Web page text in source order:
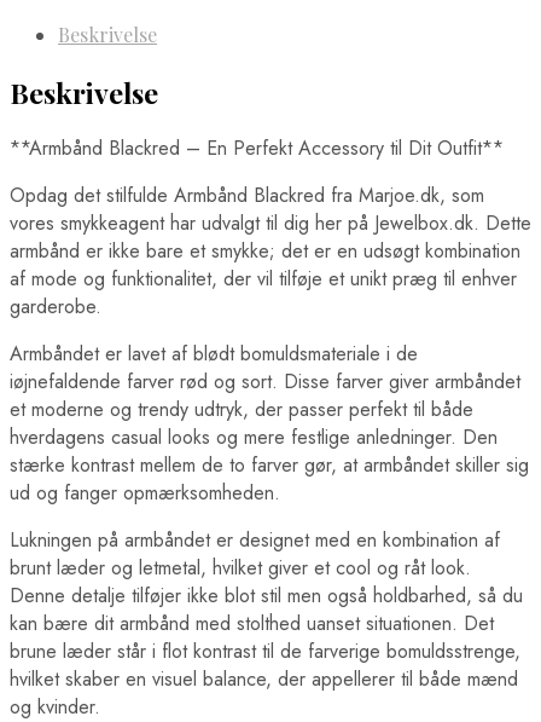
Beskrivelse
Beskrivelse
**Armbånd Blackred – En Perfekt Accessory til Dit Outfit**
Opdag det stilfulde Armbånd Blackred fra Marjoe.dk, som
vores smykkeagent har udvalgt til dig her på Jewelbox.dk. Dette
armbånd er ikke bare et smykke; det er en udsøgt kombination
af mode og funktionalitet, der vil tilføje et unikt præg til enhver
garderobe.
Armbåndet er lavet af blødt bomuldsmateriale i de
iøjnefaldende farver rød og sort. Disse farver giver armbåndet
et moderne og trendy udtryk, der passer perfekt til både
hverdagens casual looks og mere festlige anledninger. Den
stærke kontrast mellem de to farver gør, at armbåndet skiller sig
ud og fanger opmærksomheden.
Lukningen på armbåndet er designet med en kombination af
brunt læder og letmetal, hvilket giver et cool og råt look.
Denne detalje tilføjer ikke blot stil men også holdbarhed, så du
kan bære dit armbånd med stolthed uanset situationen. Det
brune læder står i flot kontrast til de farverige bomuldsstrenge,
hvilket skaber en visuel balance, der appellerer til både mænd
og kvinder.